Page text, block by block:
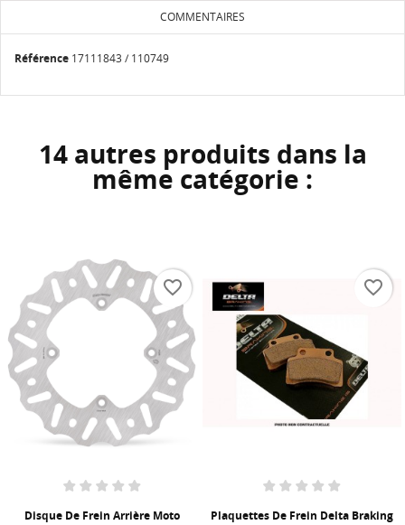
COMMENTAIRES
Référence 17111843 / 110749
14 autres produits dans la
même catégorie :
Disque De Frein Arrière Moto
favorite_border
Plaquettes De Frein Delta Braking
favorite_border